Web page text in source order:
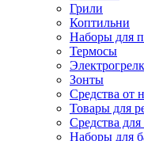
Грили
Коптильни
Наборы для
Термосы
Зонты
Средства от
Товары для
Средства для
Наборы для